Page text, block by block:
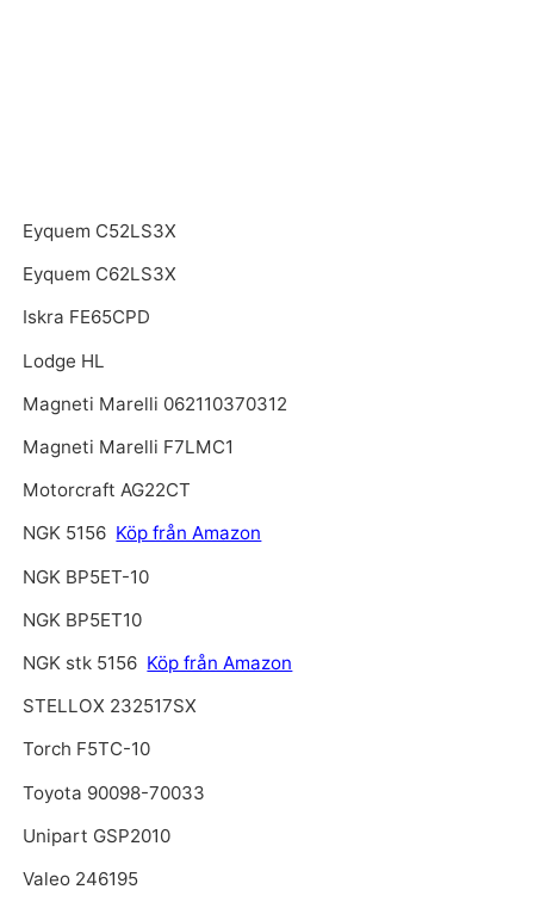
Eyquem C52LS3X
Eyquem C62LS3X
Iskra FE65CPD
Lodge HL
Magneti Marelli 062110370312
Magneti Marelli F7LMC1
Motorcraft AG22CT
NGK 5156 Köp från Amazon
NGK BP5ET-10
NGK BP5ET10
NGK stk 5156 Köp från Amazon
STELLOX 232517SX
Torch F5TC-10
Toyota 90098-70033
Unipart GSP2010
Valeo 246195